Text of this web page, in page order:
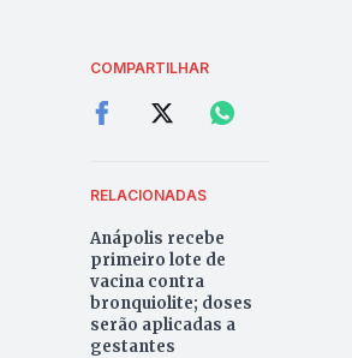
COMPARTILHAR
RELACIONADAS
Anápolis recebe
primeiro lote de
vacina contra
bronquiolite; doses
serão aplicadas a
gestantes